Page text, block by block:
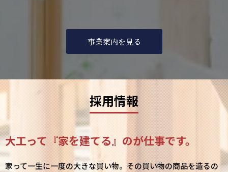
事業案内を見る
採用情報
大工って『家を建てる』のが仕事です。
家って一生に一度の大きな買い物。その買い物の商品を造るの